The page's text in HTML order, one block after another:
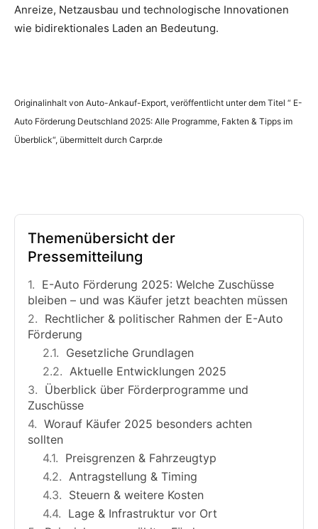
Anreize, Netzausbau und technologische Innovationen
wie bidirektionales Laden an Bedeutung.
Originalinhalt von Auto-Ankauf-Export, veröffentlicht unter dem Titel “ E-
Auto Förderung Deutschland 2025: Alle Programme, Fakten & Tipps im
Überblick“, übermittelt durch Carpr.de
Themenübersicht der
Pressemitteilung
E-Auto Förderung 2025: Welche Zuschüsse
bleiben – und was Käufer jetzt beachten müssen
Rechtlicher & politischer Rahmen der E-Auto
Förderung
Gesetzliche Grundlagen
Aktuelle Entwicklungen 2025
Überblick über Förderprogramme und
Zuschüsse
Worauf Käufer 2025 besonders achten
sollten
Preisgrenzen & Fahrzeugtyp
Antragstellung & Timing
Steuern & weitere Kosten
Lage & Infrastruktur vor Ort